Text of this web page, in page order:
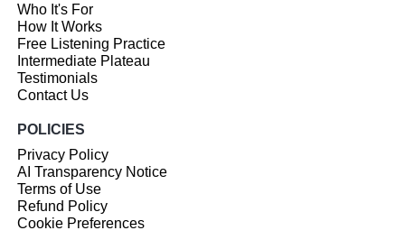
Who It's For
How It Works
Free Listening Practice
Intermediate Plateau
Testimonials
Contact Us
POLICIES
Privacy Policy
AI Transparency Notice
Terms of Use
Refund Policy
Cookie Preferences